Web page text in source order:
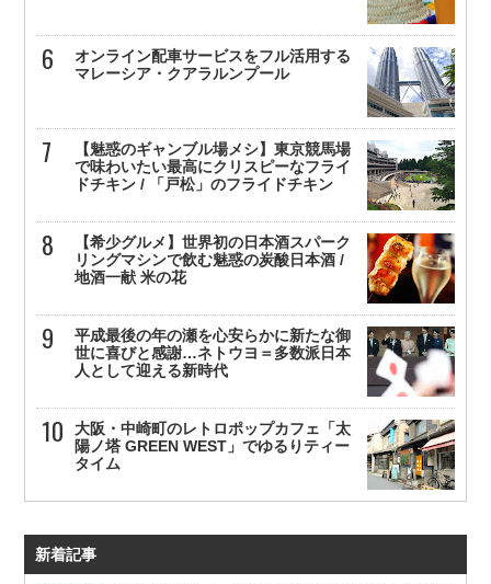
オンライン配車サービスをフル活用する
マレーシア・クアラルンプール
【魅惑のギャンブル場メシ】東京競馬場
で味わいたい最高にクリスピーなフライ
ドチキン / 「戸松」のフライドチキン
【希少グルメ】世界初の日本酒スパーク
リングマシンで飲む魅惑の炭酸日本酒 /
地酒一献 米の花
平成最後の年の瀬を心安らかに新たな御
世に喜びと感謝…ネトウヨ＝多数派日本
人として迎える新時代
大阪・中崎町のレトロポップカフェ「太
陽ノ塔 GREEN WEST」でゆるりティー
タイム
新着記事